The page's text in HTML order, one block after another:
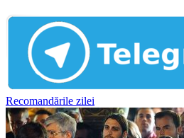
Recomandările zilei